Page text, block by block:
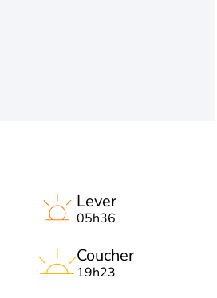
Lever
05h36
Coucher
19h23